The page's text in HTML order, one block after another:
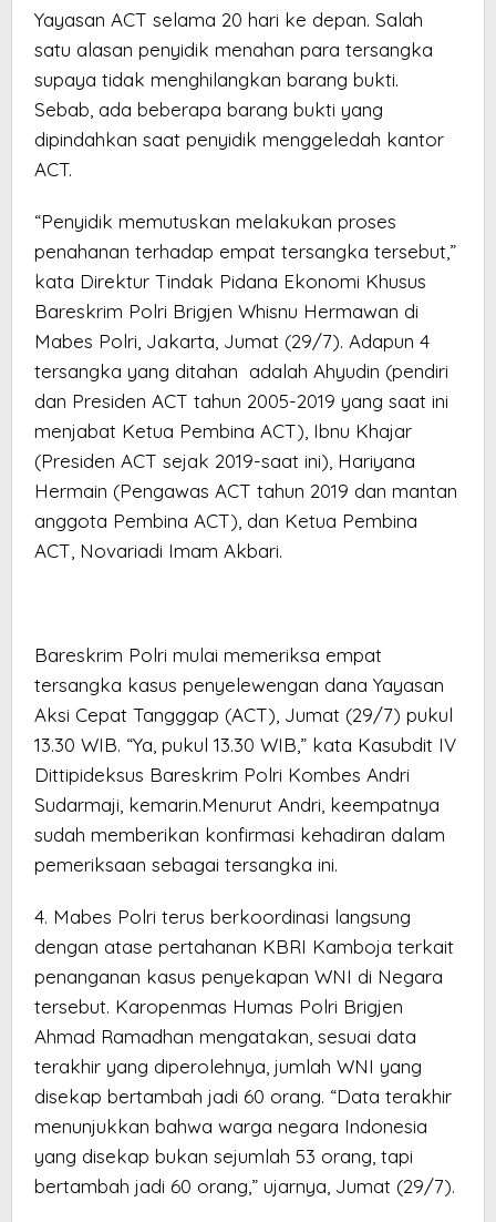
Yayasan ACT selama 20 hari ke depan. Salah
satu alasan penyidik menahan para tersangka
supaya tidak menghilangkan barang bukti.
Sebab, ada beberapa barang bukti yang
dipindahkan saat penyidik menggeledah kantor
ACT.
“Penyidik memutuskan melakukan proses
penahanan terhadap empat tersangka tersebut,”
kata Direktur Tindak Pidana Ekonomi Khusus
Bareskrim Polri Brigjen Whisnu Hermawan di
Mabes Polri, Jakarta, Jumat (29/7). Adapun 4
tersangka yang ditahan adalah Ahyudin (pendiri
dan Presiden ACT tahun 2005-2019 yang saat ini
menjabat Ketua Pembina ACT), Ibnu Khajar
(Presiden ACT sejak 2019-saat ini), Hariyana
Hermain (Pengawas ACT tahun 2019 dan mantan
anggota Pembina ACT), dan Ketua Pembina
ACT, Novariadi Imam Akbari.
Bareskrim Polri mulai memeriksa empat
tersangka kasus penyelewengan dana Yayasan
Aksi Cepat Tangggap (ACT), Jumat (29/7) pukul
13.30 WIB. “Ya, pukul 13.30 WIB,” kata Kasubdit IV
Dittipideksus Bareskrim Polri Kombes Andri
Sudarmaji, kemarin.Menurut Andri, keempatnya
sudah memberikan konfirmasi kehadiran dalam
pemeriksaan sebagai tersangka ini.
4. Mabes Polri terus berkoordinasi langsung
dengan atase pertahanan KBRI Kamboja terkait
penanganan kasus penyekapan WNI di Negara
tersebut. Karopenmas Humas Polri Brigjen
Ahmad Ramadhan mengatakan, sesuai data
terakhir yang diperolehnya, jumlah WNI yang
disekap bertambah jadi 60 orang. “Data terakhir
menunjukkan bahwa warga negara Indonesia
yang disekap bukan sejumlah 53 orang, tapi
bertambah jadi 60 orang,” ujarnya, Jumat (29/7).